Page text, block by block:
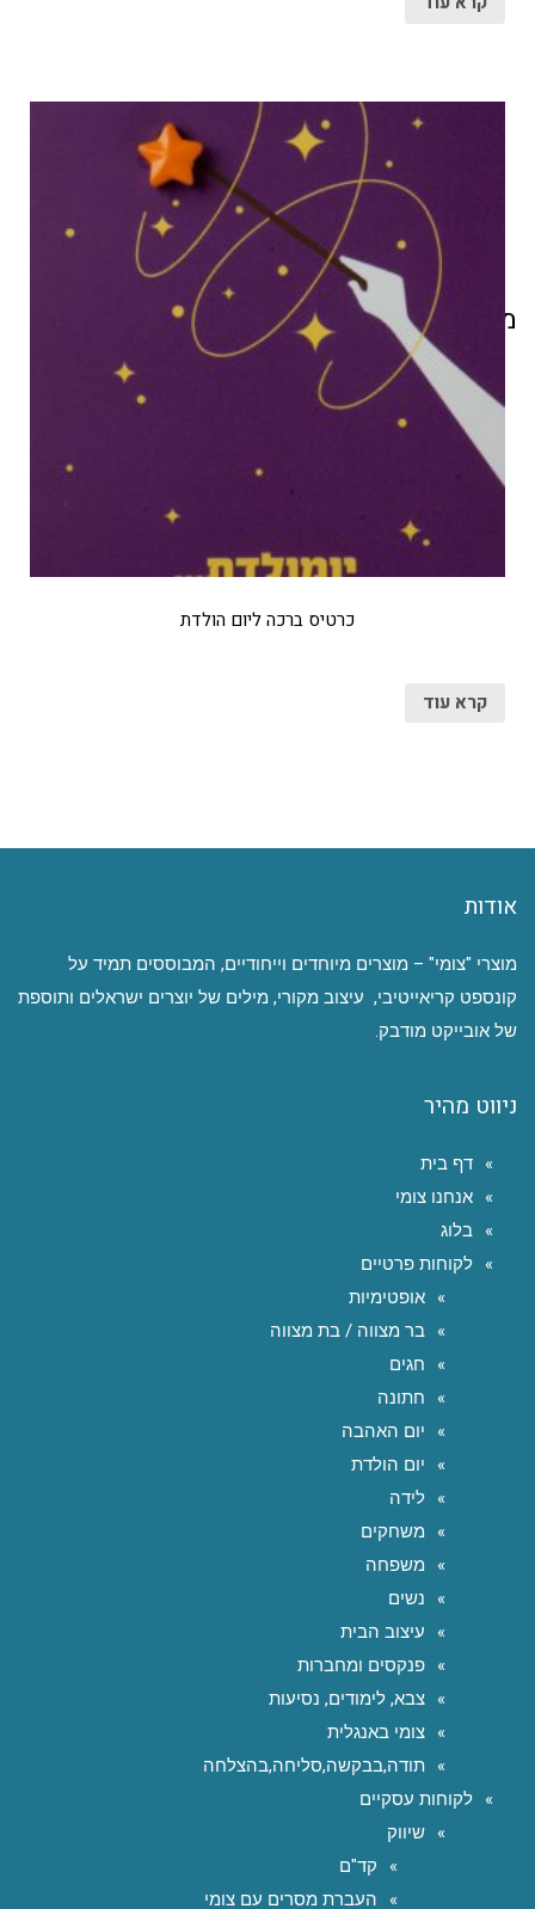
מוצרים קשורים
כרטיס ברכה ליום הולדת
קרא עוד
אודות
מוצרי "צומי" – מוצרים מיוחדים וייחודיים, המבוססים תמיד על
קונספט קריאייטיבי, עיצוב מקורי, מילים של יוצרים ישראלים ותוספת
של אובייקט מודבק.
ניווט מהיר
דף בית
אנחנו צומי
בלוג
לקוחות פרטיים
אופטימיות
בר מצווה / בת מצווה
חגים
חתונה
יום האהבה
יום הולדת
לידה
משחקים
משפחה
נשים
עיצוב הבית
פנקסים ומחברות
צבא, לימודים, נסיעות
צומי באנגלית
תודה,בבקשה,סליחה,בהצלחה
לקוחות עסקיים
שיווק
קד"ם
העברת מסרים עם צומי